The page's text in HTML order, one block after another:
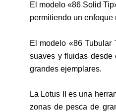
El modelo «86 Solid
permitiendo un
El modelo «86
suaves y fluidas
grandes ejemplares.
La Lotus II es una
zonas de pesca de